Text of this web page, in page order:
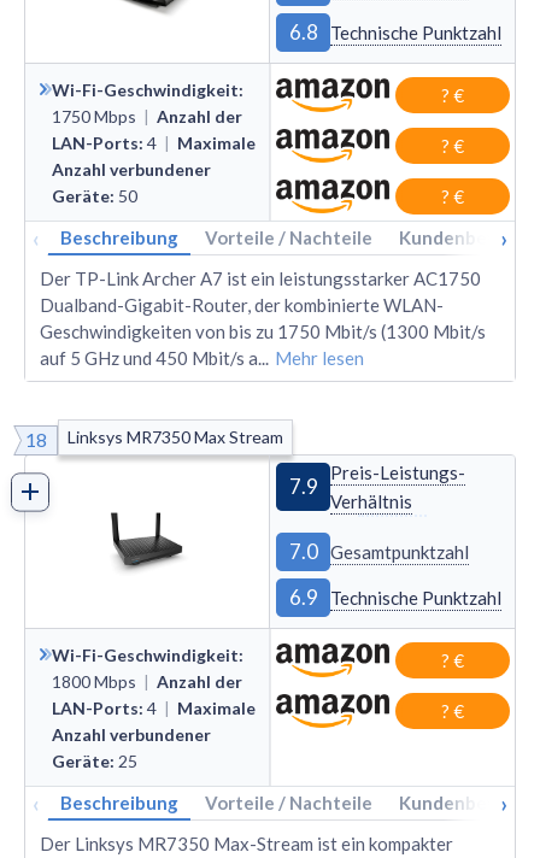
6.8 Technische Punktzahl
Wi-Fi-Geschwindigkeit:
1750Mbps | Anzahl der
LAN-Ports: 4 | Maximale
Anzahl verbundener
Geräte: 50
? €
? €
? €
‹ Beschreibung Vorteile / Nachteile ›
Der TP-Link Archer A7 ist ein leistungsstarker AC1750
Dualband-Gigabit-Router, der kombinierte WLAN-
Geschwindigkeiten von bis zu 1750 Mbit/s (1300 Mbit/s
auf 5 GHz und 450 Mbit/s a... Mehr lesen
18 Linksys MR7350 Max Stream
7.9
Preis-Leistungs-
Verhältnis
7.0 Gesamtpunktzahl
6.9 Technische Punktzahl
Wi-Fi-Geschwindigkeit:
1800Mbps | Anzahl der
LAN-Ports: 4 | Maximale
Anzahl verbundener
Geräte: 25
? €
? €
‹ Beschreibung Vorteile / Nachteile ›
Der Linksys MR7350 Max-Stream ist ein kompakter